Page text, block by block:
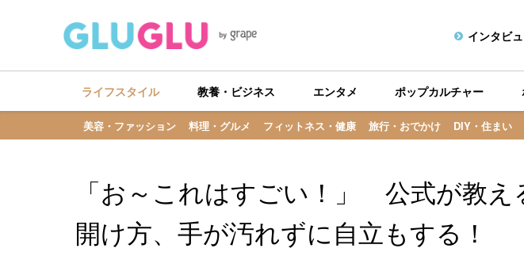
インタビ
ライフスタイル
美容・ファッション 料理・グルメ フィットネス・健康 旅行・おでかけ DIY・住まい
教養・ビジネス エンタメ ポップカルチャー
「お～これはすごい！」 公式が教え
開け方、手が汚れずに自立もする！